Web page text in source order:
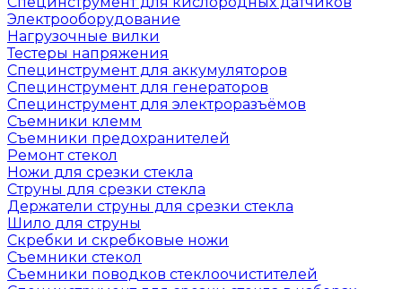
Электрооборудование
Нагрузочные вилки
Тестеры напряжения
Специнструмент для аккумуляторов
Специнструмент для генераторов
Специнструмент для электроразъёмов
Съемники клемм
Съемники предохранителей
Ремонт стекол
Ножи для срезки стекла
Струны для срезки стекла
Держатели струны для срезки стекла
Шило для струны
Скребки и скребковые ножи
Съемники стекол
Съемники поводков стеклоочистителей